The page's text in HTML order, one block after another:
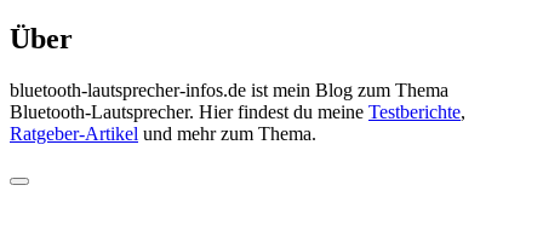
Über
bluetooth-lautsprecher-infos.de ist mein Blog zum Thema
Bluetooth-Lautsprecher. Hier findest du meine Testberichte,
Ratgeber-Artikel und mehr zum Thema.